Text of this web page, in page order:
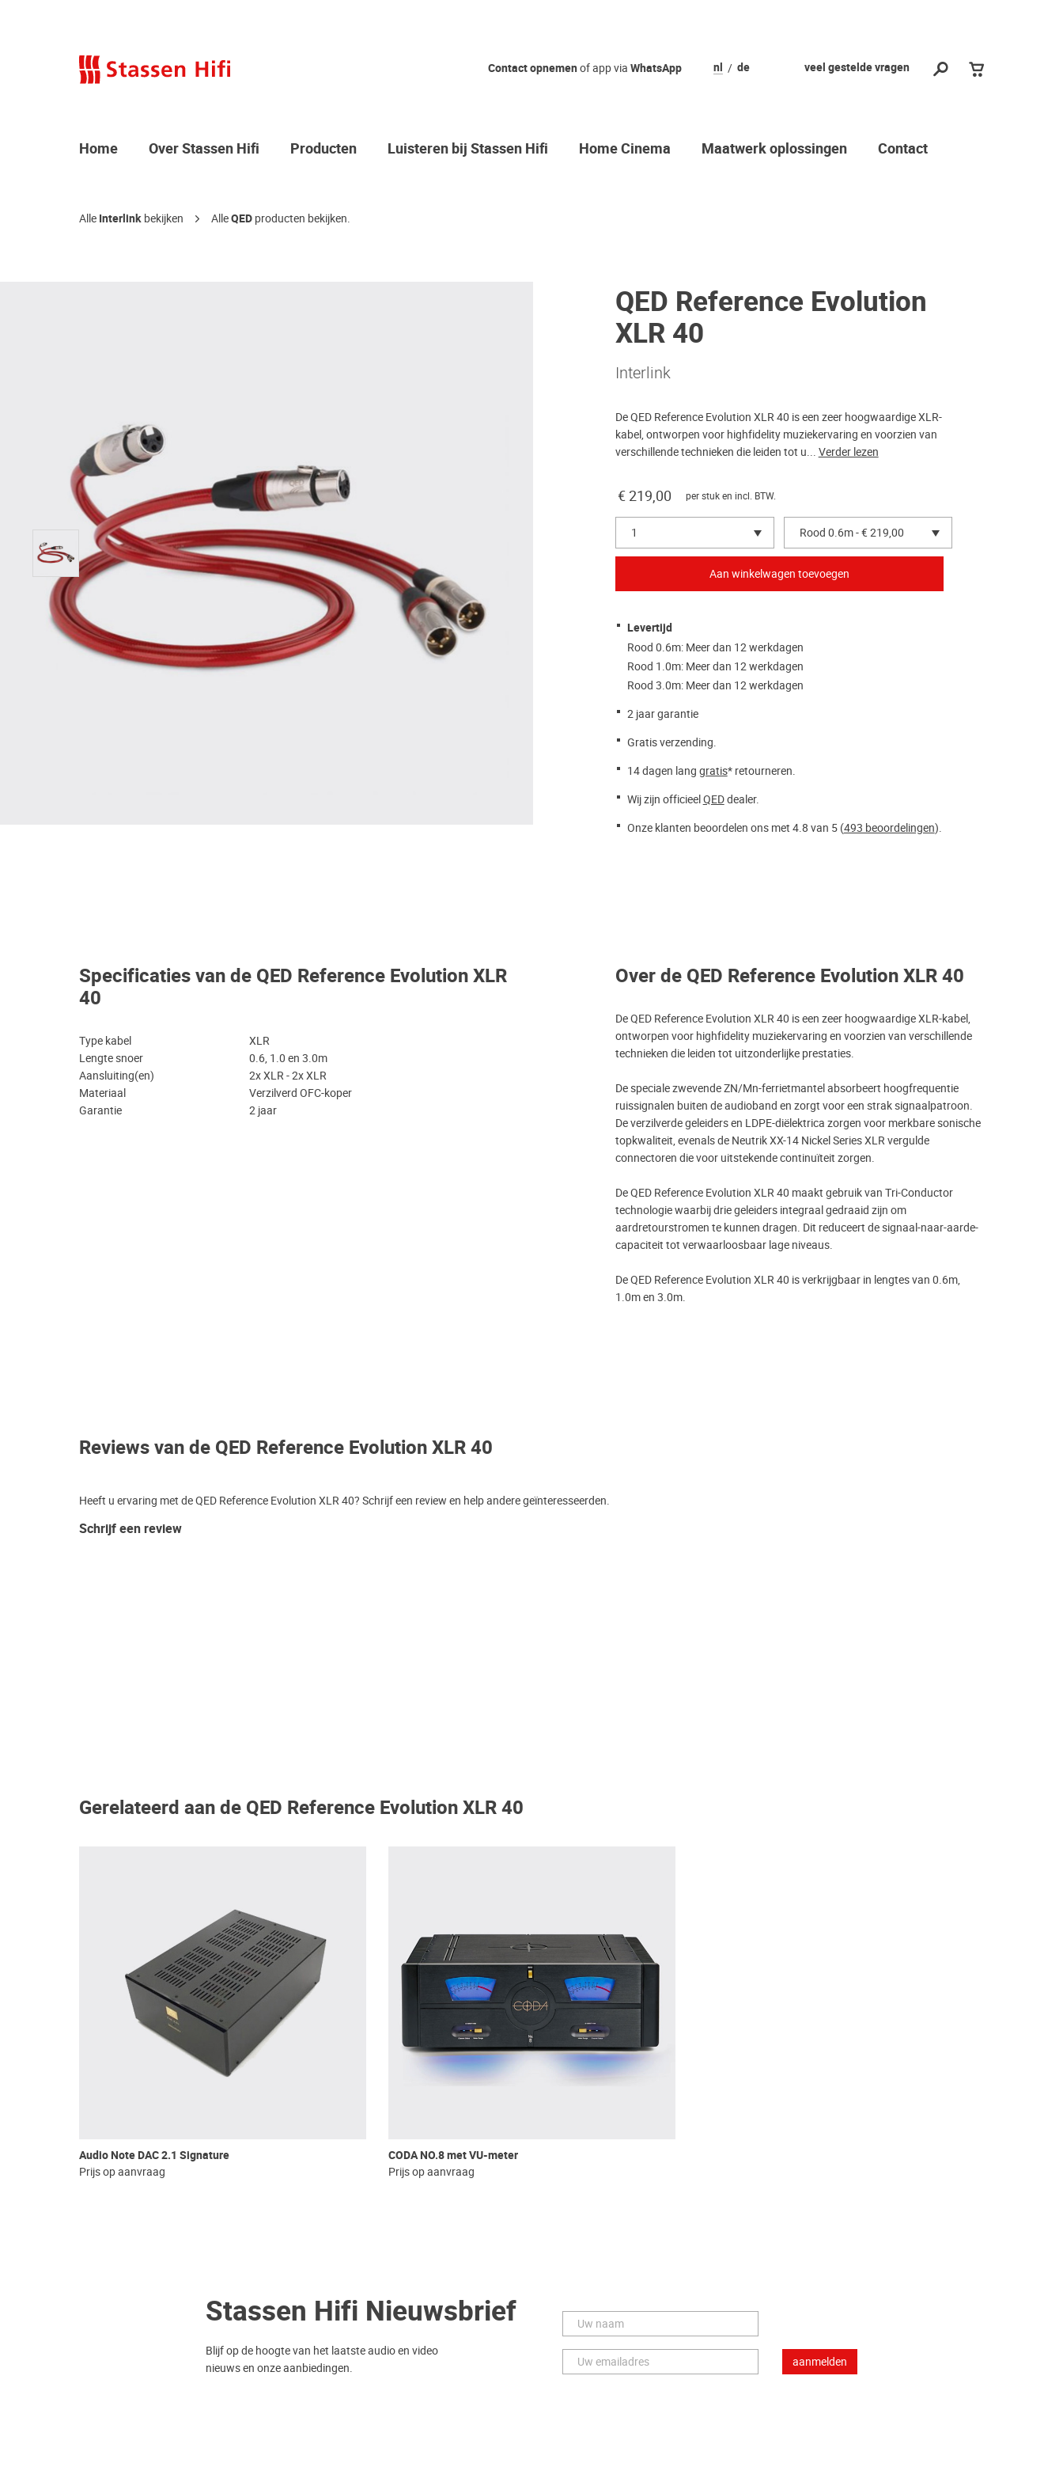
veel gestelde vragen
nl de
Contact opnemenof app via WhatsApp
Home Over Stassen Hifi Producten Luisteren bij Stassen Hifi Home Cinema Maatwerk oplossingen Contact
Alle Interlink bekijken AlleQED producten bekijken.
QED Reference Evolution
XLR 40
Interlink
De QED Reference Evolution XLR 40 is een zeer hoogwaardige XLR-
kabel, ontworpen voor highfidelity muziekervaring en voorzien van
verschillende technieken die leiden tot u... Verder lezen
€ 219,00 per stuk en incl. BTW.
1 Rood 0.6m - € 219,00
Levertijd
Rood 0.6m: Meer dan 12 werkdagen
Rood 1.0m: Meer dan 12 werkdagen
Rood 3.0m: Meer dan 12 werkdagen
2 jaar garantie
Gratis verzending.
14 dagen lang gratis* retourneren.
Wij zijn officieelQEDdealer.
Onze klanten beoordelen ons met 4.8 van 5 (493 beoordelingen).
Specificaties van de QED Reference Evolution XLR
40
Type kabel
XLR
Lengte snoer
0.6, 1.0 en 3.0m
Aansluiting(en)
2x XLR - 2x XLR
Materiaal
Verzilverd OFC-koper
Garantie
2 jaar
Over de QED Reference Evolution XLR 40
De QED Reference Evolution XLR 40 is een zeer hoogwaardige XLR-kabel,
ontworpen voor highfidelity muziekervaring en voorzien van verschillende
technieken die leiden tot uitzonderlijke prestaties.
De speciale zwevende ZN/Mn-ferrietmantel absorbeert hoogfrequentie
ruissignalen buiten de audioband en zorgt voor een strak signaalpatroon.
De verzilverde geleiders en LDPE-diëlektrica zorgen voor merkbare sonische
topkwaliteit, evenals de Neutrik XX-14 Nickel Series XLR vergulde
connectoren die voor uitstekende continuïteit zorgen.
De QED Reference Evolution XLR 40 maakt gebruik van Tri-Conductor
technologie waarbij drie geleiders integraal gedraaid zijn om
aardretourstromen te kunnen dragen. Dit reduceert de signaal-naar-aarde-
capaciteit tot verwaarloosbaar lage niveaus.
De QED Reference Evolution XLR 40 is verkrijgbaar in lengtes van 0.6m,
1.0m en 3.0m.
Reviews van de QED Reference Evolution XLR 40
Heeft u ervaring met de QED Reference Evolution XLR 40? Schrijf een review en help andere geïnteresseerden.
Schrijf een review
Gerelateerd aan de QED Reference Evolution XLR 40
Audio Note DAC 2.1 Signature
Prijs op aanvraag
CODA NO.8 met VU-meter
Prijs op aanvraag
Stassen Hifi Nieuwsbrief
Blijf op de hoogte van het laatste audio en video
nieuws en onze aanbiedingen.